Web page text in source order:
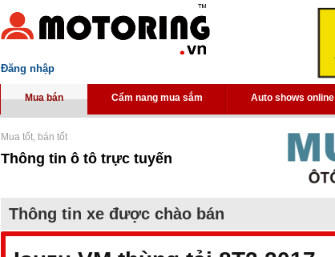
Đăng nhập
Mua bán Cẩm nang mua sắm Auto shows online
Mua tốt, bán tốt
Thông tin ô tô trực tuyến
Thông tin xe được chào bán